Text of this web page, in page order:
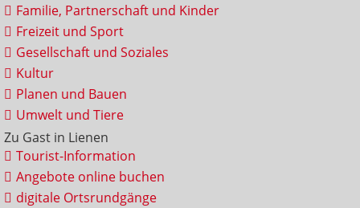
Familie, Partnerschaft und Kinder
Freizeit und Sport
Gesellschaft und Soziales
Kultur
Planen und Bauen
Umwelt und Tiere
Zu Gast in Lienen
Tourist-Information
Angebote online buchen
digitale Ortsrundgänge